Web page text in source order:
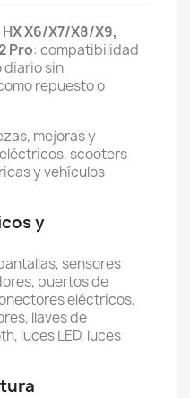
X6/X7/X8/X9,
Pro: compatibilidad
diario sin
repuesto o
mejoras y
scooters
y vehículos
y
sensores
puertos de
eléctricos,
llaves de
luces LED, luces